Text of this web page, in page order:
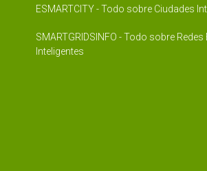
ESMARTCITY - Todo sobre Ciudades
SMARTGRIDSINFO - Todo sobre
Inteligentes